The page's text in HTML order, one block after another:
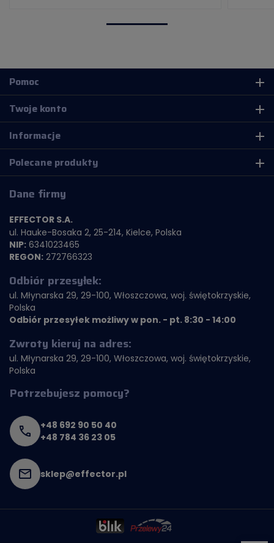
Pomoc add
Twoje konto add
Informacje add
Polecane produkty add
Dane firmy
EFFECTOR S.A.
ul. Hauke-Bosaka 2, 25-214, Kielce, Polska
NIP: 6341023465
REGON: 272766323
Odbiór przesyłek:
ul. Młynarska 29, 29-100, Włoszczowa, woj. świętokrzyskie,
Polska
Odbiór przesyłek możliwy w pon. - pt. 8:30 - 14:00
Zwroty kieruj na adres:
ul. Młynarska 29, 29-100, Włoszczowa, woj. świętokrzyskie,
Polska
Potrzebujesz pomocy?
+48 692 90 50 40
+48 784 36 23 05
sklep@effector.pl